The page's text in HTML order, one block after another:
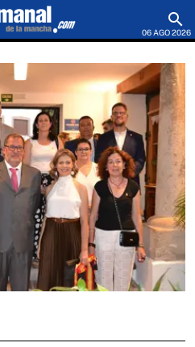
search
06 AGO 2026